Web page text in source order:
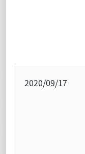
2020/09/17